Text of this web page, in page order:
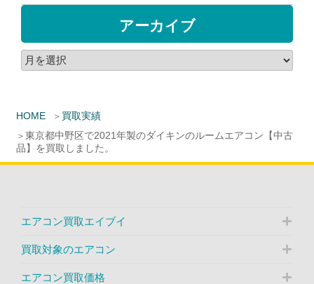
HOME
買取実績
東京都中野区で2021年製のダイキンのルームエアコン【中古
品】を買取しました。
アーカイブ
エアコン買取エイブイ
買取対象のエアコン
エアコン買取価格